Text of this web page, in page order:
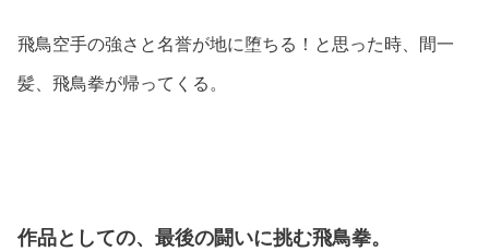
飛鳥空手の強さと名誉が地に堕ちる！と思った時、間一
髪、飛鳥拳が帰ってくる。
作品としての、最後の闘いに挑む飛鳥拳。